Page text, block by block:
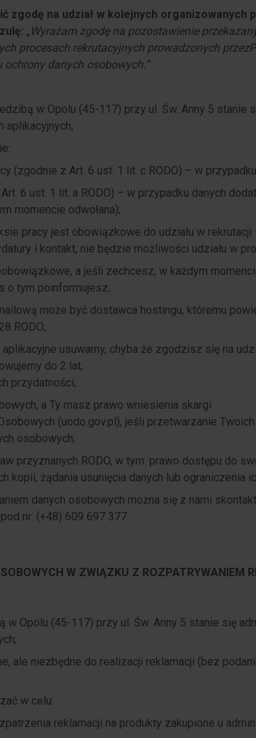
zgodę na udział w kolejnych organizowanych
„ Wyrażam zgodę na pozostawienie
procesach rekrutacyjnych prowadzonych przez
danych osobowych.”
w Opolu (45-117) przy ul. Św. Anny 5 stanie
aplikacyjnych;
(zgodnie z Art. 6 ust. 1 lit. c RODO) – w
6 ust. 1 lit. a RODO) – w przypadku danych
momencie odwołana);
pracy jest obowiązkowe do udziału w
i kontakt, nie będzie możliwości udziału w
a jeśli zechcesz, w każdym
o tym poinformujesz;
może być dostawca hostingu, któremu
RODO;
usuwamy, chyba że zgodzisz się na
do 2 lat,
przydatności;
a Ty masz prawo wniesienia skargi
(uodo.gov.pl), jeśli przetwarzanie
osobowych;
przyznanych RODO, w tym: prawo dostępu do
kopii, żądania usunięcia danych lub ograniczenia
danych osobowych można się z nami
nr: (+48) 609 697 377.
W ZWIĄZKU Z ROZPATRYWANIEM
Opolu (45-117) przy ul. Św. Anny 5 stanie się
ale niezbędne do realizacji reklamacji (bez
w celu:
reklamacji na produkty zakupione u